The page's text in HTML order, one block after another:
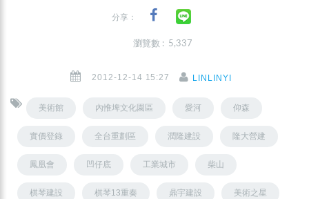
分享：
瀏覽數 : 5,337
2012-12-14 15:27 LINLINYI
美術館 內惟埤文化園區 愛河 仰森
實價登錄 全台重劃區 潤隆建設 隆大營建
鳳凰會 凹仔底 工業城市 柴山
棋琴建設 棋琴13重奏 鼎宇建設 美術之星